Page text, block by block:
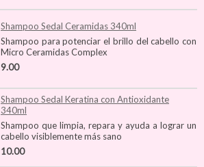
Shampoo Sedal Ceramidas 340ml
Shampoo para potenciar el brillo del cabello con
Micro Ceramidas Complex
9.00
Shampoo Sedal Keratina con Antioxidante
340ml
Shampoo que limpia, repara y ayuda a lograr un
cabello visiblemente más sano
10.00